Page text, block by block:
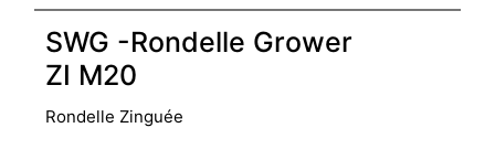
SWG -Rondelle Grower
ZI M20
Rondelle Zinguée